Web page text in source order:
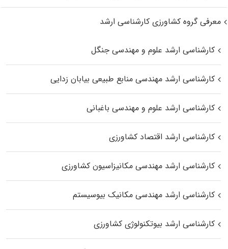
معرفی گروه کشاورزی کارشناسی ارشد
کارشناسی ارشد علوم و مهندسی جنگل
کارشناسی ارشد مهندسی منابع طبیعی بیابان زدایی
کارشناسی ارشد علوم و مهندسی باغبانی
کارشناسی ارشد اقتصاد کشاورزی
کارشناسی ارشد مهندسی مکانیزاسیون کشاورزی
کارشناسی ارشد مهندسی مکانیک بیوسیستم
کارشناسی ارشد بیوتکنولوژی کشاورزی